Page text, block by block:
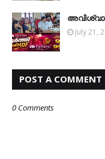
July 21,
POST A COMMENT
0 Comments